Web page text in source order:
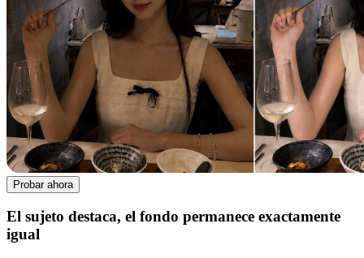
Probar ahora
El sujeto destaca, el fondo permanece exactamente
igual